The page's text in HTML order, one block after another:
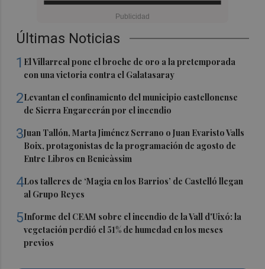
Últimas Noticias
1 El Villarreal pone el broche de oro a la pretemporada
con una victoria contra el Galatasaray
2Levantan el confinamiento del municipio castellonense
de Sierra Engarcerán por el incendio
3Juan Tallón, Marta Jiménez Serrano o Juan Evaristo Valls
Boix, protagonistas de la programación de agosto de
Entre Libros en Benicàssim
4Los talleres de ‘Magia en los Barrios’ de Castelló llegan
al Grupo Reyes
5Informe del CEAM sobre el incendio de la Vall d'Uixó: la
vegetación perdió el 51% de humedad en los meses
previos